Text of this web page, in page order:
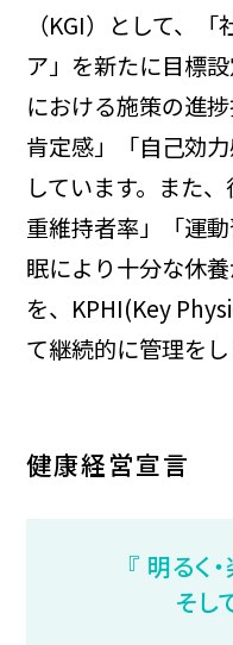
（KGI）として、
ア」を新たに目標
における施策の進
肯定感」「自己効
しています。また
重維持者率」「運
眠により十分な休
を、KPHI(Key
て継続的に管理をし
健康経営宣言
『 明るく
そし